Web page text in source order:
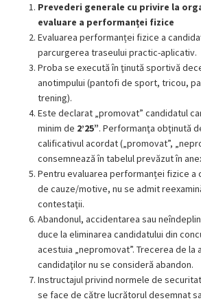
Prevederi generale cu privire la
evaluare a performanței fizice
Evaluarea performanței fizice a
parcurgerea traseului practic-aplicativ.
Proba se execută în ţinută sportivă
anotimpului (pantofi de sport, tricou,
trening).
Este declarat „promovat” candidatul
minim de 2’25”. Performanţa obţinută
calificativul acordat („promovat”,
consemnează în tabelul prevăzut în
Pentru evaluarea performanței fizice a
de cauze/motive, nu se admit
contestaţii.
Abandonul, accidentarea sau
duce la eliminarea candidatului din
acestuia „nepromovat”. Trecerea de la
candidaţilor nu se consideră abandon.
Instructajul privind normele de
se face de către lucrătorul desemnat